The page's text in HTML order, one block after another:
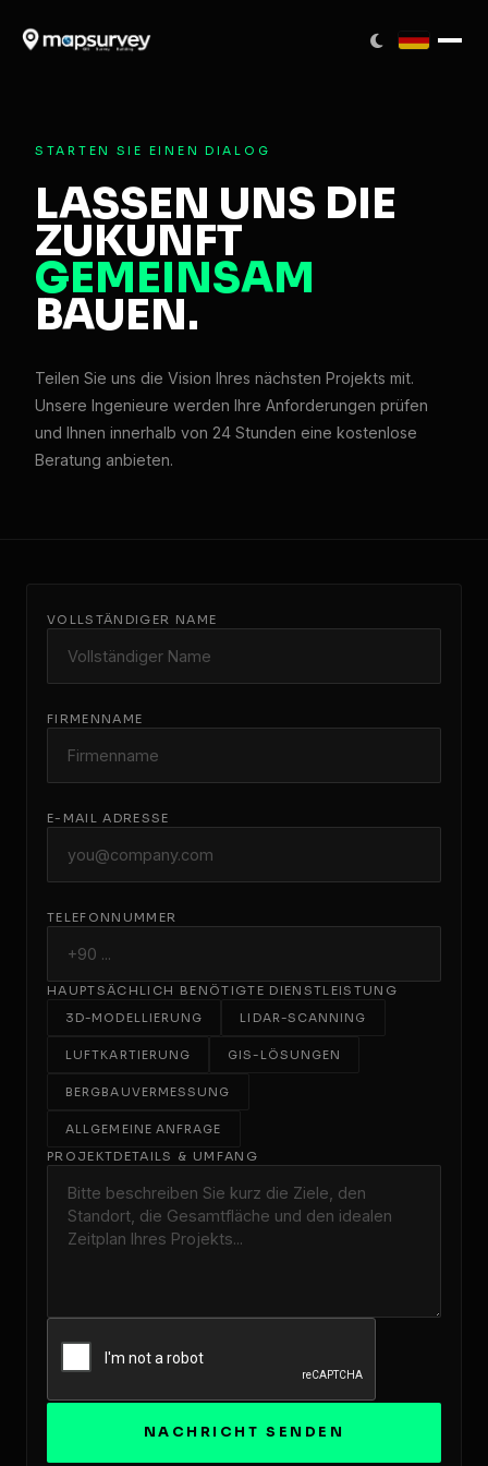
STARTEN SIE EINEN DIALOG
LASSEN UNS DIE
ZUKUNFT
GEMEINSAM
BAUEN.
Teilen Sie uns die Vision Ihres nächsten Projekts mit.
Unsere Ingenieure werden Ihre Anforderungen prüfen
und Ihnen innerhalb von 24 Stunden eine kostenlose
Beratung anbieten.
VOLLSTÄNDIGER NAME
FIRMENNAME
E-MAIL ADRESSE
TELEFONNUMMER
HAUPTSÄCHLICH BENÖTIGTE DIENSTLEISTUNG
3D-MODELLIERUNG
LIDAR-SCANNING
LUFTKARTIERUNG GIS-LÖSUNGEN
BERGBAUVERMESSUNG
ALLGEMEINE ANFRAGE
PROJEKTDETAILS & UMFANG
NACHRICHT SENDEN